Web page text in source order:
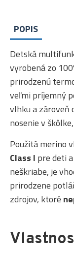
POPIS
Detská
vyrobená zo
prirodzenú
veľmi príjemný
vlhku a zároveň
nosenie v
Použitá merino
Class I pre deti
neškriabe, je
prirodzene
zdrojov, ktoré